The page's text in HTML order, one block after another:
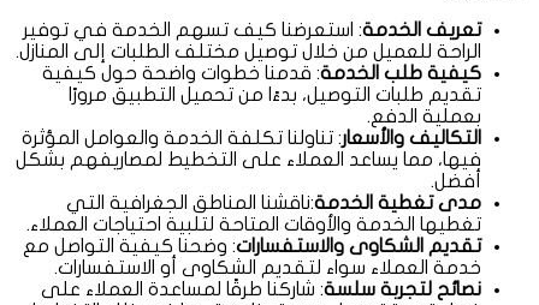
تعريف الخدمة: استعرضنا كيف تسهم الخدمة في توفير
الراحة للعميل من خلال توصيل مختلف الطلبات إلى المنازل.
كيفية طلب الخدمة: قدمنا خطوات واضحة حول كيفية
تقديم طلبات التوصيل، بدءًا من تحميل التطبيق مرورًا
بعملية الدفع.
التكاليف والأسعار: تناولنا تكلفة الخدمة والعوامل المؤثرة
فيها، مما يساعد العملاء على التخطيط لمصاريفهم بشكل
أفضل.
مدى تغطية الخدمة:ناقشنا المناطق الجغرافية التي
تغطيها الخدمة والأوقات المتاحة لتلبية احتياجات العملاء.
تقديم الشكاوى والاستفسارات: وضحنا كيفية التواصل مع
خدمة العملاء سواء لتقديم الشكاوى أو الاستفسارات.
نصائح لتجربة سلسة: شاركنا طرقًا لمساعدة العملاء على